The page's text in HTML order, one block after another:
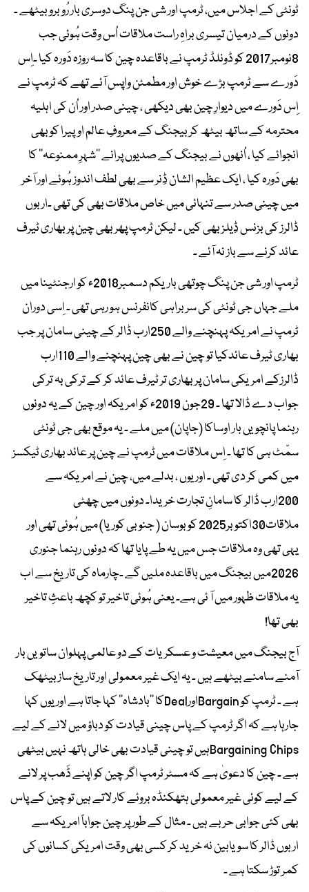
ٹونٹی کے اجلاس میں، ٹرمپ اور شی جن پنگ دوسری بار رُو برو بیٹھے ۔
دونوں کے درمیان تیسری براہِ راست ملاقات اُس وقت ہُوئی جب
8نومبر2017 کو ڈونلڈ ٹرمپ نے باقاعدہ چین کا سہ روزہ دَورہ کیا ۔اِس
دَورے سے ٹرمپ بڑے خوش اور مطمئن واپس آئے تھے کہ ٹرمپ نے
اِس دَورے میں دیوارِ چین بھی دیکھی ، چینی صدر اور اُن کی اہلیہ
محترمہ کے ساتھ بیٹھ کر بیجنگ کے معروفِ عالم اوپیرا کو بھی
انجوائے کیا ، اُنھوں نے بیجنگ کے صدیوں پرانے ’’شہرِ ممنوعہ‘‘ کا
بھی دَورہ کیا ، ایک عظیم الشان ڈِنر سے بھی لطف اندوز ہُوئے اور آخر
میں چینی صدر سے تنہائی میں خاص ملاقات بھی کی تھی ۔اربوں
ڈالرز کی بزنس ڈِیلز بھی کیں ۔ لیکن ٹرمپ پھر بھی چین پر بھاری ٹیرف
عائد کرنے سے باز نہ آئے ۔
ٹرمپ اور شی جن پنگ چوتھی باریکم دسمبر2018ء کو ارجنٹینا میں
ملے جہاں جی ٹونٹی کی سربراہی کانفرنس ہو رہی تھی ۔ اِسی دوران
ٹرمپ نے امریکہ پہنچنے والے 250ارب ڈالر کے چینی سامان پر جب
بھاری ٹیرف عائدکیا تو چین نے بھی چین پہنچنے والے 110ارب
ڈالرزکے امریکی سامان پر بھاری تر ٹیرف عائد کر کے ترکی بہ ترکی
جواب دے ڈالا تھا ۔ 29جون 2019ء کو امریکہ اور چین کے یہ دونوں
رہنما پانچویں بار اوساکا (جاپان) میں ملے ۔ یہ موقع بھی جی ٹونٹی
سمّٹ ہی کا تھا ۔ اِس ملاقات میں ٹرمپ نے چین پر عائد بھاری ٹیکسز
میں کمی کر دی تھی ۔ اور یوں ، بدلے میں، چین نے امریکہ سے
200ارب ڈالر کا سامانِ تجارت خریدا۔ دونوں میں چھٹی
ملاقات30اکتوبر2025 کو بوسان ( جنوبی کوریا) میں ہُوئی تھی اور
یہی تھی وہ ملاقات جس میں یہ طے پایا تھا کہ دونوں رہنما جنوری
2026میں بیجنگ میں باقاعدہ ملیں گے ۔چارماہ کی تاریخ سے اب
یہ ملاقات ظہور میں آ ئی ہے۔ یعنی ہُوئی تاخیر تو کچھ باعثِ تاخیر
بھی تھا!
آج بیجنگ میں معیشت و عسکریات کے دو عالمی پہلوان ساتویں بار
آمنے سامنے بیٹھے ہیں ۔ یہ ایک غیر معمولی اور تاریخ ساز بیٹھک
ہے ۔ ٹرمپ کو BargainاورDealکا ’’بادشاہ‘‘ کہا جاتا ہے اور یوں کہا
جارہا ہے کہ اگر ٹرمپ کے پاس چینی قیادت کو دباؤ میں لانے کے لیے
Bargaining Chipsہیں تو چینی قیادت بھی خالی ہاتھ نہیں بیٹھی
ہے ۔ چین کا دعویٰ ہے کہ مسٹر ٹرمپ اگر چین کو اپنے ڈَھب پر لانے
کے لیے کوئی غیر معمولی ہتھکنڈہ بروئے کار لاتے ہیں تو چین کے پاس
بھی کئی جوابی حربے ہیں ۔ مثال کے طور پر چین جواباً امریکہ سے
اربوں ڈالر کا سویابین نہ خرید کر کسی بھی وقت امریکی کسانوں کی
کمر توڑ سکتا ہے ۔